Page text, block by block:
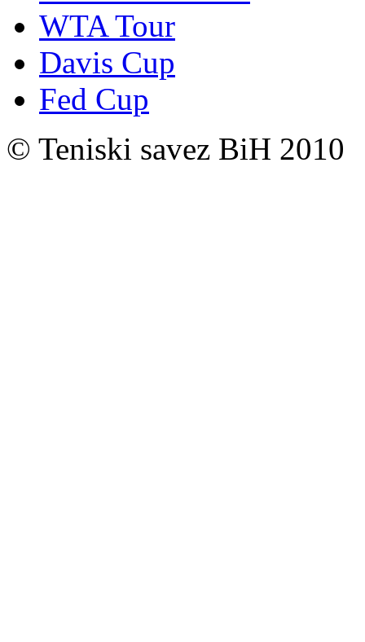
WTA Tour
Davis Cup
Fed Cup
© Teniski savez BiH 2010